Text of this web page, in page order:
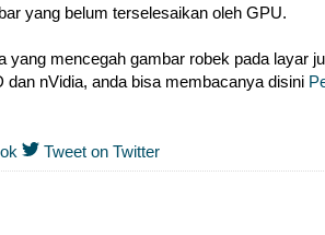
yang belum terselesaikan oleh GPU.
yang mencegah gambar robek pada layar
dan nVidia, anda bisa membacanya disini
Tweet on Twitter